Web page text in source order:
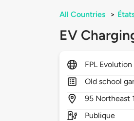
All Countries >
EV
FPL Evolution
Old school
95 Northeast
Publique